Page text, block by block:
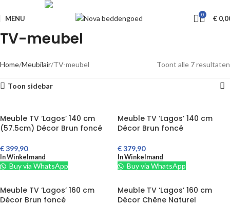
MENU 0 €
TV-meubel
Home Meubilair TV-meubel Toont alle 7 resultaten
Toon sidebar
Meuble TV ‘Lagos’ 140 cm
(57.5cm) Décor Brun foncé
€399,90
In Winkelmand
Buy via WhatsApp
Meuble TV ‘Lagos’ 140 cm
Décor Brun foncé
€379,90
In Winkelmand
Buy via WhatsApp
Meuble TV ‘Lagos’ 160 cm
Décor Brun foncé
Meuble TV ‘Lagos’ 160 cm
Décor Chêne Naturel